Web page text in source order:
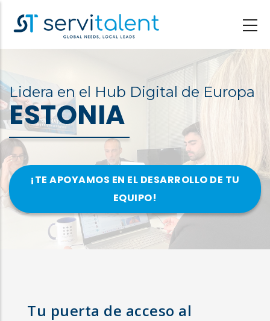
principal
Lidera en el Hub Digital de Europa
ESTONIA
¡TE APOYAMOS EN EL DESARROLLO DE TU
EQUIPO!
Tu puerta de acceso al